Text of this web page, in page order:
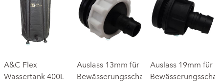
A&C Flex
Wassertank 400L
Auslass 13mm für
Bewässerungsschalen
Auslass 19mm für